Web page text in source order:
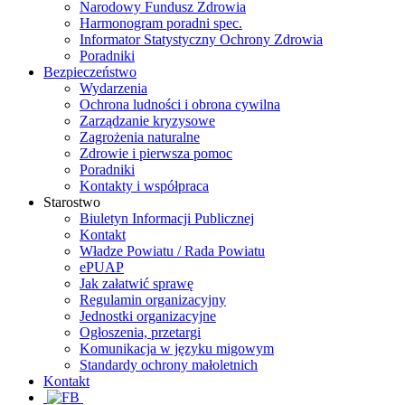
Narodowy Fundusz Zdrowia
Harmonogram poradni spec.
Informator Statystyczny Ochrony Zdrowia
Poradniki
Bezpieczeństwo
Wydarzenia
Ochrona ludności i obrona cywilna
Zarządzanie kryzysowe
Zagrożenia naturalne
Zdrowie i pierwsza pomoc
Poradniki
Kontakty i współpraca
Starostwo
Biuletyn Informacji Publicznej
Kontakt
Władze Powiatu / Rada Powiatu
ePUAP
Jak załatwić sprawę
Regulamin organizacyjny
Jednostki organizacyjne
Ogłoszenia, przetargi
Komunikacja w języku migowym
Standardy ochrony małoletnich
Kontakt